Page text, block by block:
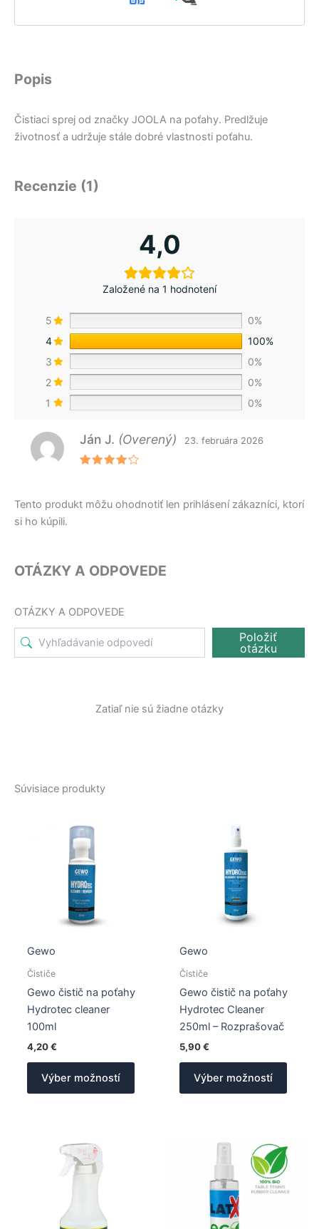
Popis
Čistiaci sprej od značky JOOLA na poťahy. Predlžuje
životnosť a udržuje stále dobré vlastnosti poťahu.
Recenzie (1)
4,0
Založené na 1 hodnotení
5
0%
4
100%
3
0%
2
0%
1
0%
Ján J. (Overený) 23. februára 2026
Tento produkt môžu ohodnotiť len prihlásení zákazníci, ktorí
si ho kúpili.
OTÁZKY A ODPOVEDE
OTÁZKY A ODPOVEDE
Položiť
otázku
Zatiaľ nie sú žiadne otázky
Súvisiace produkty
Gewo
Čističe
Gewo čistič na poťahy
Hydrotec cleaner
100ml
4,20€
Výber možností
Tento
Gewo
Čističe
Gewo čistič na poťahy
Hydrotec Cleaner
250ml – Rozprašovač
5,90€
Výber možností
Tento
si